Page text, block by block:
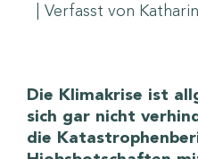
| Verfasst von
Die Klimakrise ist
sich gar nicht
die